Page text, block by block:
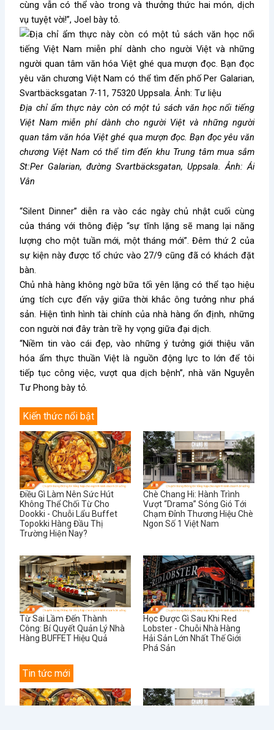
cùng vẫn có thể vào trong và thưởng thức hai món, dịch
vụ tuyệt vời!”, Joel bày tỏ.
Địa chỉ ẩm thực này còn có một tủ sách văn học nổi tiếng
Việt Nam miễn phí dành cho người Việt và những người
quan tâm văn hóa Việt ghé qua mượn đọc. Bạn đọc yêu văn
chương Việt Nam có thể tìm đến khu Trung tâm mua sắm
St:Per Galarian, đường Svartbäcksgatan, Uppsala. Ảnh: Ái
Vân
“Silent Dinner” diễn ra vào các ngày chủ nhật cuối cùng
của tháng với thông điệp “sự tĩnh lặng sẽ mang lại năng
lượng cho một tuần mới, một tháng mới”. Đêm thứ 2 của
sự kiện này được tổ chức vào 27/9 cũng đã có khách đặt
bàn.
Chủ nhà hàng không ngờ bữa tối yên lặng có thể tạo hiệu
ứng tích cực đến vậy giữa thời khắc ông tưởng như phá
sản. Hiện tình hình tài chính của nhà hàng ổn định, những
con người nơi đây tràn trề hy vọng giữa đại dịch.
“Niềm tin vào cái đẹp, vào những ý tưởng giới thiệu văn
hóa ẩm thực thuần Việt là nguồn động lực to lớn để tôi
tiếp tục công việc, vượt qua dịch bệnh”, nhà văn Nguyễn
Tư Phong bày tỏ.
Kiến thức nổi bật
Điều Gì Làm Nên Sức Hút
Không Thể Chối Từ Cho
Dookki - Chuỗi Lẩu Buffet
Topokki Hàng Đầu Thị
Trường Hiện Nay?
Chè Chang Hi: Hành Trình
Vượt “Drama” Sóng Gió Tới
Chạm Đỉnh Thương Hiệu Chè
Ngon Số 1 Việt Nam
Từ Sai Lầm Đến Thành
Công: Bí Quyết Quản Lý Nhà
Hàng BUFFET Hiệu Quả
Học Được Gì Sau Khi Red
Lobster - Chuỗi Nhà Hàng
Hải Sản Lớn Nhất Thế Giới
Phá Sản
Tin tức mới